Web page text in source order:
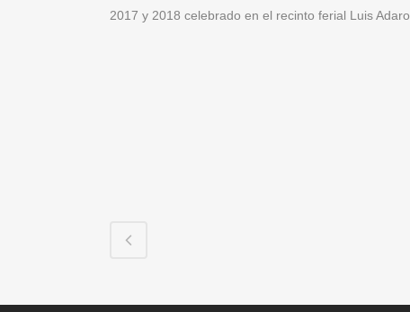
2017 y 2018 celebrado en el recinto ferial Luis Adaro.